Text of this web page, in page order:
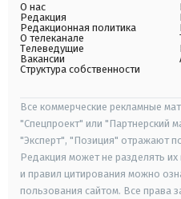
О нас
Редакция
Редакционная политика
О телеканале
Телеведущие
Вакансии
Структура собственности
Все коммерческие рекламные
"Спецпроект" или "Партнерский
"Эксперт", "Позиция" отражают
Редакция может не разделять
и правил цитирования можно
пользования сайтом. Все